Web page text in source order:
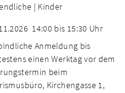
| Kinder
14:00 bis 15:30 Uhr
Anmeldung bis
einen Werktag vor dem
beim
Kirchengasse 1,